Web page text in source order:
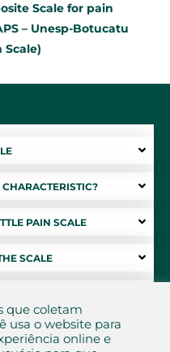
Scale for pain
– Unesp-Botucatu
Scale)
PAIN SCALE
SCALE
que coletam
usa o website para
online e